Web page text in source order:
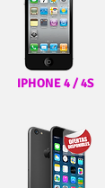
IPHONE 4 / 4S